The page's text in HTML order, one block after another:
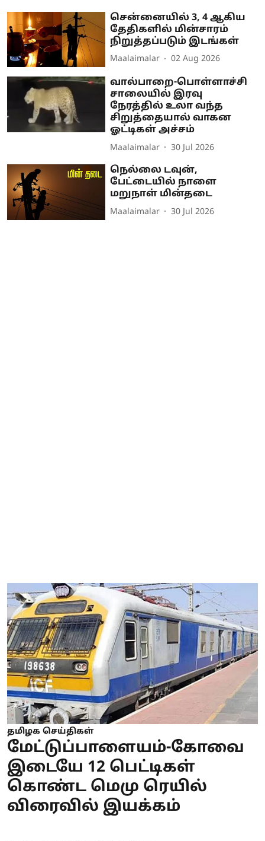
சென்னையில் 3, 4 ஆகிய
தேதிகளில் மின்சாரம்
நிறுத்தப்படும் இடங்கள்
Maalaimalar 02 Aug 2026
வால்பாறை-பொள்ளாச்சி
சாலையில் இரவு
நேரத்தில் உலா வந்த
சிறுத்தையால் வாகன
ஓட்டிகள் அச்சம்
Maalaimalar 30 Jul 2026
நெல்லை டவுன்,
பேட்டையில் நாளை
மறுநாள் மின்தடை
Maalaimalar 30 Jul 2026
தமிழக செய்திகள்
மேட்டுப்பாளையம்-கோவை
இடையே 12 பெட்டிகள்
கொண்ட மெமு ரெயில்
விரைவில் இயக்கம்